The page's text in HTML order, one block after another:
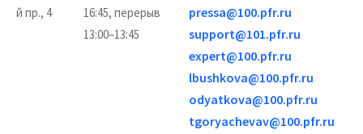
й пр., 4
16:45, перерыв
13:00–13:45
pressa@100.pfr.ru
support@101.pfr.ru
expert@100.pfr.ru
lbushkova@100.pfr.ru
odyatkova@100.pfr.ru
tgoryachevav@100.pfr.ru